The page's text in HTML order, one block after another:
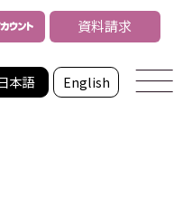
本語 English
資料請求